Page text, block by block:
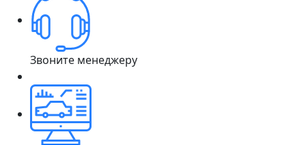
Звоните менеджеру